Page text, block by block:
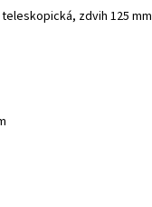
teleskopická, zdvih 125 mm